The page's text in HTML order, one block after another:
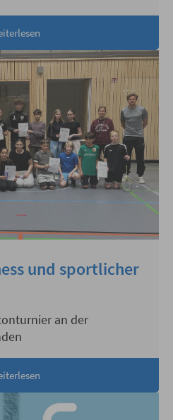
und sportlicher
an der